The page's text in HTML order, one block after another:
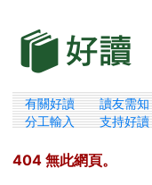
有關好讀 讀友需知
分工輸入
支持好讀
404 無此網頁。